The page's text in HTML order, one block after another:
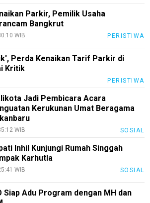
Parkir, Pemilik Usaha
Bangkrut
WIB PERISTIWA
Perda Kenaikan Tarif Parkir di
Kritik
PERISTIWA
Jadi Pembicara Acara
Kerukunan Umat Beragama
WIB SOSIAL
Inhil Kunjungi Rumah Singgah
Karhutla
WIB SOSIAL
Siap Adu Program dengan MH dan